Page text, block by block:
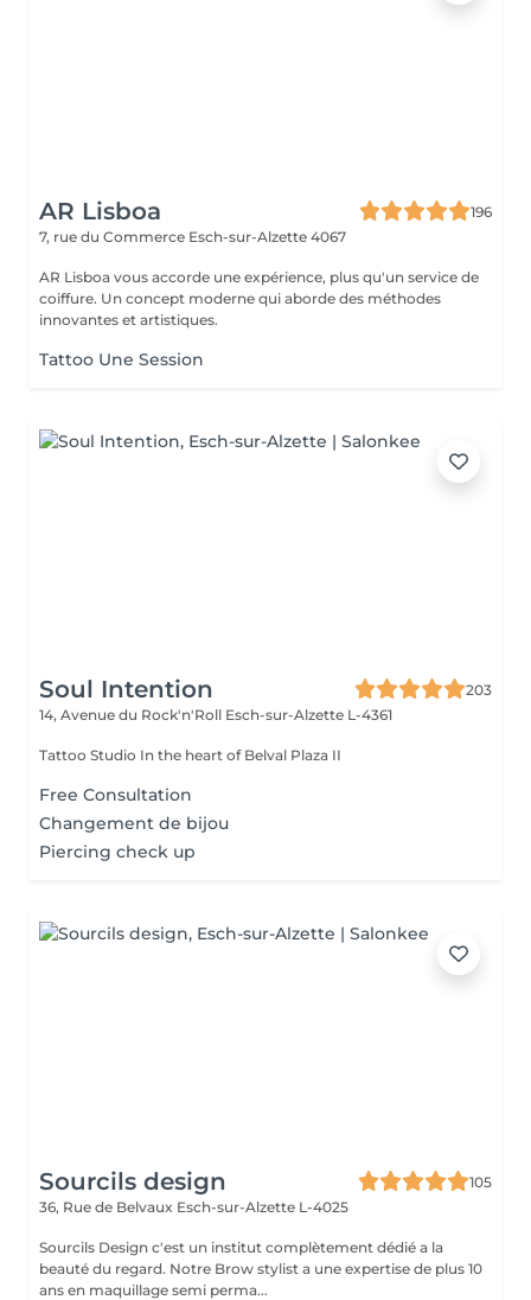
AR Lisboa
196
7, rue du Commerce Esch-sur-Alzette 4067
AR Lisboa vous accorde une expérience, plus qu'un service de
coiffure. Un concept moderne qui aborde des méthodes
innovantes et artistiques.
Tattoo Une Session
Soul Intention
203
14, Avenue du Rock'n'Roll Esch-sur-Alzette L-4361
Tattoo Studio In the heart of Belval Plaza II
Free Consultation
Changement de bijou
Piercing check up
Sourcils design
105
36, Rue de Belvaux Esch-sur-Alzette L-4025
Sourcils Design c'est un institut complètement dédié a la
beauté du regard. Notre Brow stylist a une expertise de plus 10
ans en maquillage semi perma...